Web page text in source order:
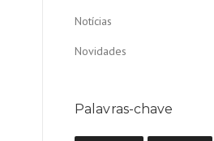
Notícias
Novidades
Palavras-chave